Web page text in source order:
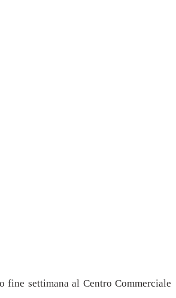
settimana al Centro Commerciale